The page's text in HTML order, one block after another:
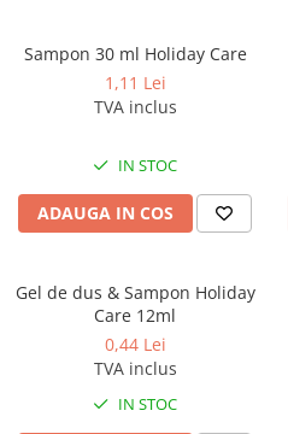
Sampon 30 ml Holiday Care
1,11 Lei
TVA inclus
IN STOC
ADAUGA IN COS
Gel de dus & Sampon Holiday
Care 12ml
0,44 Lei
TVA inclus
IN STOC